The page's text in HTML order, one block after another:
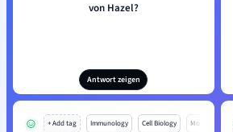
von Hazel?
Antwort zeigen
+ Add tag Immunology Cell Biology Mo